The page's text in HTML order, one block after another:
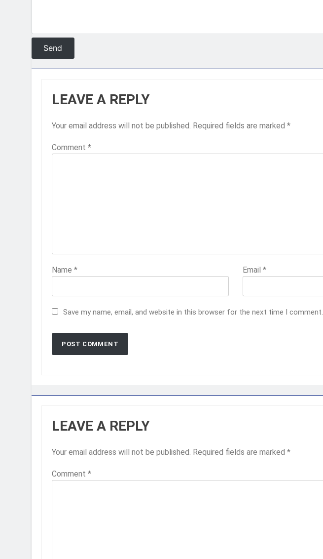
LEAVE A REPLY
Your email address will not be published. Required fields are marked *
Comment *
Name * Email*
Save my name, email, and website in this browser for the next time I comment.
LEAVE A REPLY
Your email address will not be published. Required fields are marked *
Comment *